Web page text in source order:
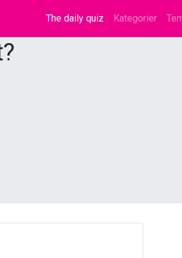
The daily quiz (current)
Kategorier